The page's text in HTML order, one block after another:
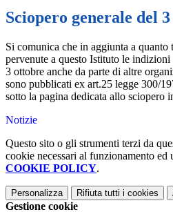
Sciopero generale del
Si comunica che in aggiunta a quanto
pervenute a questo Istituto le
3 ottobre anche da parte di altre
sono pubblicati ex art.25 legge 300/
sotto la pagina dedicata allo sciopero
Notizie
Questo sito o gli strumenti terzi da
cookie necessari al funzionamento
COOKIE POLICY.
Personalizza Rifiuta tutti i cookies
Gestione cookie